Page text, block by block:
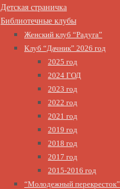
Детская страничка
Библиотечные клубы
Женский клуб “Радуга”
Клуб “Дачник” 2026 год
2025 год
2024 ГОД
2023 год
2022 год
2021 год
2019 год
2018 год
2017 год
2015-2016 год
“Молодежный перекресток”